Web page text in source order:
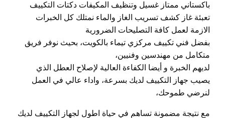
باكستاني ممتاز غسيل وتنظيف المكيفات دكتات التكييف
تعبئة غاز كشف تسريب الغاز والماء نمتلك كل الخبرات
الازمة لعمل كافة التصليحات الضرورية
بفضل فني تكييف مركزي تيماء بالكويت، بحيث نوفر فريق
متكامل من مهندسين وفنيين،
لديهم الخبرة و أيضا الكفاءة العالية لإصلاح العطل الذي
يصيب جهاز التكييف لديك بسرعة، واداء عالي في العمل
لنرضي طموحك،
مع نتيجة مضمونة تساهم في حياة اطول لجهاز التكييف لديك